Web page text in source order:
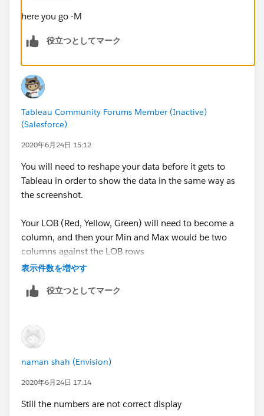
here you go -M
役立つとしてマーク
Tableau Community Forums Member (Inactive)
(Salesforce)
2020年6月24日 15:12
You will need to reshape your data before it gets to
Tableau in order to show the data in the same way as
the screenshot.
Your LOB (Red, Yellow, Green) will need to become a
column, and then your Min and Max would be two
columns against the LOB rows
Red 5 10
表示件数を増やす
役立つとしてマーク
naman shah (Envision)
2020年6月24日 17:14
Still the numbers are not correct display